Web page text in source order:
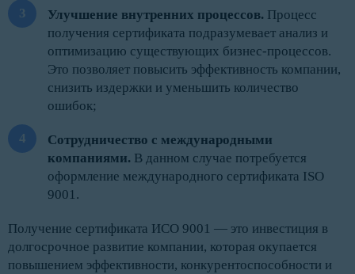
Улучшение внутренних процессов. Процесс
получения сертификата подразумевает анализ и
оптимизацию существующих бизнес-процессов.
Это позволяет повысить эффективность компании,
снизить издержки и уменьшить количество
ошибок;
Сотрудничество с международными
компаниями. В данном случае потребуется
оформление международного сертификата ISO
9001.
Получение сертификата ИСО 9001 — это инвестиция в
долгосрочное развитие компании, которая окупается
повышением эффективности, конкурентоспособности и